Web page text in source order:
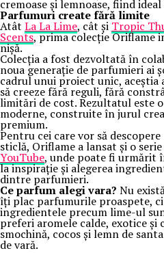
cremoase și lemnoase, fiind
Parfumuri create fără limite
Atât La La Lime, cât și Tropic
Scents, prima colecție Oriflame
nișă.
Colecția a fost dezvoltată în
noua generație de parfumieri ai
cadrul unui proiect unic, aceștia
să creeze fără reguli, fără
limitări de cost. Rezultatul este
moderne, construite în jurul
premium.
Pentru cei care vor să
sticlă, Oriflame a lansat și o serie
YouTube, unde poate fi urmărit
la inspirație și alegerea
dintre parfumieri.
Ce parfum alegi vara? Nu
îți plac parfumurile proaspete,
ingredientele precum lime-ul
preferi aromele calde, exotice
smochină, cocos și lemn de
de vară.